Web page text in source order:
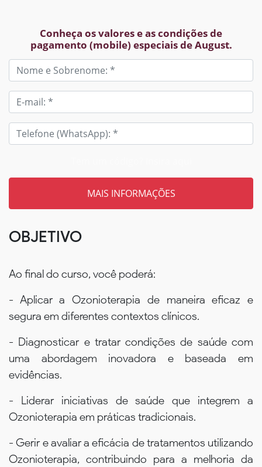
Conheça os valores e as condições de
pagamento (mobile) especiais de August.
OBJETIVO
Ao final do curso, você poderá:
- Aplicar a Ozonioterapia de maneira eficaz e
segura em diferentes contextos clínicos.
- Diagnosticar e tratar condições de saúde com
uma abordagem inovadora e baseada em
evidências.
- Liderar iniciativas de saúde que integrem a
Ozonioterapia em práticas tradicionais.
- Gerir e avaliar a eficácia de tratamentos utilizando
Ozonioterapia, contribuindo para a melhoria da